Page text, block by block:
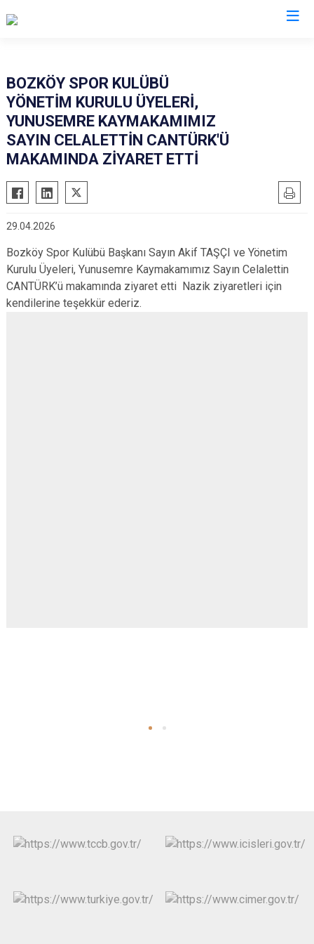
Ahmetli
Akhisar
Alaşehir
Gölmarmara
Gördes
Köprübaşı
Kula
Salihli
Sarıgöl
Saruhanlı
Yunusemre
BOZKÖY SPOR KULÜBÜ
YÖNETİM KURULU ÜYELERİ,
YUNUSEMRE KAYMAKAMIMIZ
SAYIN CELALETTİN CANTÜRK'Ü
MAKAMINDA ZİYARET ETTİ
29.04.2026
Bozköy Spor Kulübü Başkanı Sayın Akif TAŞÇI ve Yönetim
Kurulu Üyeleri, Yunusemre Kaymakamımız Sayın Celalettin
CANTÜRK’ü makamında ziyaret etti Nazik ziyaretleri için
kendilerine teşekkür ederiz.